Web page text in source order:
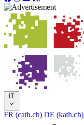
IT
FR (cath.ch) DE (kath.ch)